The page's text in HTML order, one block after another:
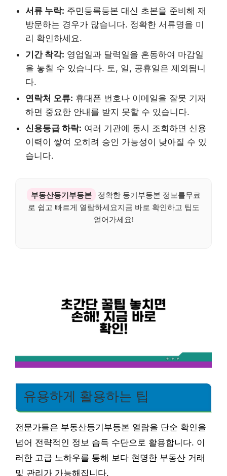
서류 누락: 주민등록등본 대신 초본을 준비해 재
방문하는 경우가 많습니다. 정확한 서류명을 미
리 확인하세요.
기간 착각: 영업일과 달력일을 혼동하여 마감일
을 놓칠 수 있습니다. 토, 일, 공휴일은 제외됩니
다.
연락처 오류: 휴대폰 번호나 이메일을 잘못 기재
하면 중요한 안내를 받지 못할 수 있습니다.
신용등급 하락: 여러 기관에 동시 조회하면 신용
이력이 쌓여 오히려 승인 가능성이 낮아질 수 있
습니다.
부동산등기부등본
정확한 등기부등본 정보를무료
로 쉽고 빠르게 열람하세요지금 바로 확인하고 팁도
얻어가세요!
유용하게 활용하는 팁
전문가들은 부동산등기부등본 열람을 단순 확인을
넘어 전략적인 정보 습득 수단으로 활용합니다. 이
러한 고급 노하우를 통해 보다 현명한 부동산 거래
및 관리가 가능해집니다.